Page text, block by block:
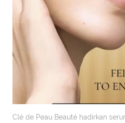
Clé de Peau Beauté hadirkan